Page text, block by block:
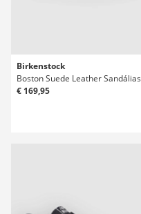
Birkenstock
Boston Suede Leather Sandálias
€ 169,95